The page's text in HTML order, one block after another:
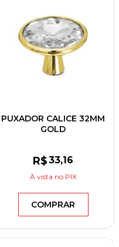
PUXADOR CALICE 32MM
GOLD
R$33,16
À vista no PIX
COMPRAR